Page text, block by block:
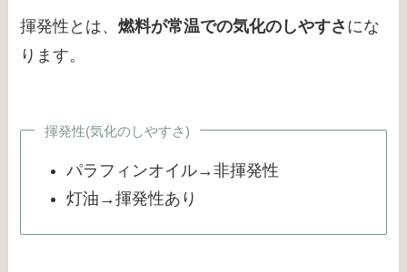
揮発性とは、燃料が常温での気化のしやすさ にな
ります。
揮発性(気化のしやすさ)
パラフィンオイル→非揮発性
灯油→揮発性あり